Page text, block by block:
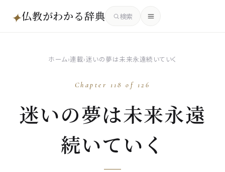
✦仏教がわかる辞典 検索
ホーム›連載›迷いの夢は未来永遠続いていく
Chapter 118 of 126
迷いの夢は未来永遠
続いていく